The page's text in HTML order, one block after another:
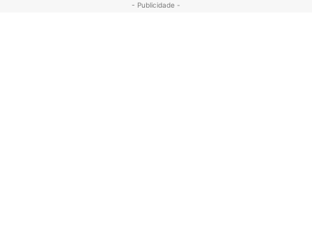
- Publicidade -